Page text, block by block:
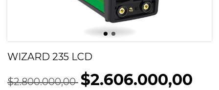
WIZARD 235 LCD
$2.800.000,00 $2.606.000,00